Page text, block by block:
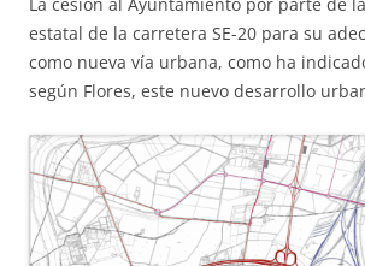
estatal de la carretera SE-20 para su
como nueva vía urbana, como ha
según Flores, este nuevo desarrollo